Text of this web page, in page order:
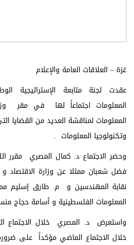
غزة – العلاقات العامة والإعلام
عقدت لجنة متابعة الإستراتيجية
المعلومات اجتماعاً لها في مقر
المعلومات لمناقشة العديد من القضايا
وتكنولوجيا المعلومات .
وحضر الاجتماع د. كمال المصري مقرر
فضل شعبان ممثلا عن وزارة الاقتصاد
نقابة المهندسين و م. طارق إسليم
المعلومات الفلسطينية و أسامة حجاج
واستعرض د. المصري خلال الاجتماع
خلال الاجتماع الماضي مؤكداً على